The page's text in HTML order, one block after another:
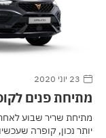
23 יוני 2020
מתיחת פנים
מתיחת שריר שבוע
יותר נכון, קופרה